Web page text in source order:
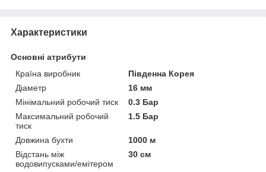
Характеристики
Основні атрибути
Країна виробник
Південна Корея
Діаметр
16 мм
Мінімальний робочий тиск
0.3 Бар
Максимальний робочий
тиск
1.5 Бар
Довжина бухти
1000 м
Відстань між
водовипусками/емітером
30 см